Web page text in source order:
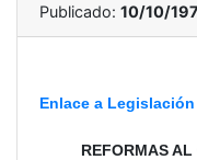
Publicado: 10/10/
Enlace a
REFORMAS